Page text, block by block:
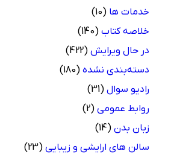
خدمات ها (10)
خلاصه کتاب (140)
در حال ویرایش (422)
دسته‌بندی نشده (180)
رادیو سوال (31)
روابط عمومی (2)
زبان بدن (14)
سالن های ارایشی و زیبایی (23)